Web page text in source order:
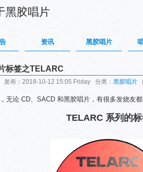
黑胶唱片
资讯 黑胶唱片
标签之TELARC
发布：2018-10-12 15:05 Friday 分类： 黑胶唱片
无论 CD、SACD 和黑胶唱片，有很多发烧友都
TELARC 系列的